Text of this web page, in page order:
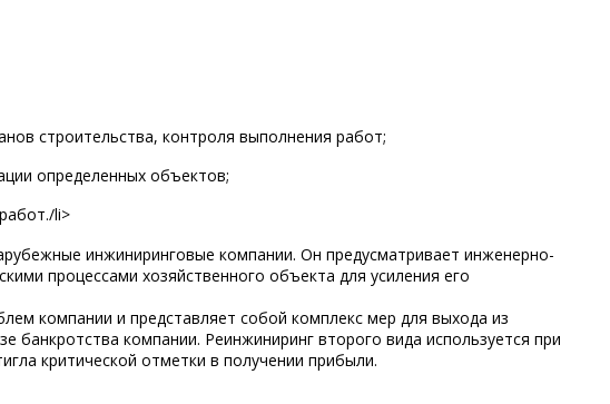
строительства, контроля выполнения работ;
определенных объектов;
li>
инжиниринговые компании. Он предусматривает инженерно-
процессами хозяйственного объекта для усиления его
компании и представляет собой комплекс мер для выхода из
банкротства компании. Реинжиниринг второго вида используется при
критической отметки в получении прибыли.